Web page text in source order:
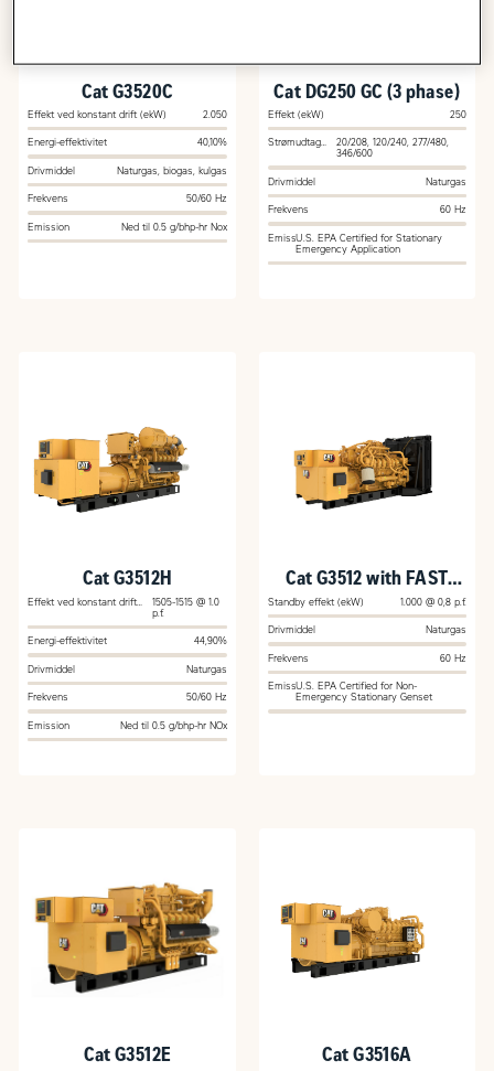
Cat G3520C
Effekt ved konstant drift (ekW) 2.050
Energi-effektivitet 40,10%
Drivmiddel Naturgas, biogas, kulgas
Frekvens 50/60 Hz
Emission Ned til 0.5 g/bhp-hr Nox
Cat DG250 GC (3 phase)
Effekt (ekW) 250
Strømudtag
20/208, 120/240, 277/480,
346/600
Drivmiddel Naturgas
Frekvens 60 Hz
EmissionU.S. EPA Certified for Stationary
Emergency Application
Cat G3512H
Effekt ved konstant drift
1505-1515 @ 1.0
p.f.
Energi-effektivitet 44,90%
Drivmiddel Naturgas
Frekvens 50/60 Hz
Emission Ned til 0.5 g/bhp-hr NOx
Cat G3512 with FAST
RESPONSE
Standby effekt (ekW) 1.000 @ 0,8 p.f.
Drivmiddel Naturgas
Frekvens 60 Hz
EmissionU.S. EPA Certified for Non-
Emergency Stationary Genset
Cat G3512E Cat G3516A